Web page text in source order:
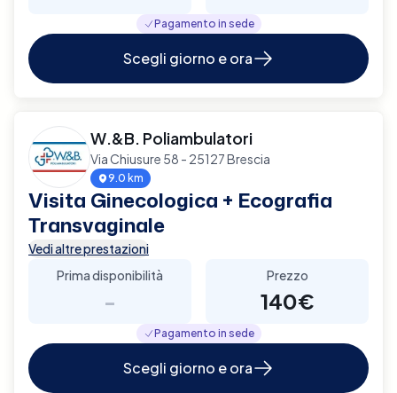
Pagamento in sede
Scegli giorno e ora
W.&B. Poliambulatori
Via Chiusure 58 - 25127 Brescia
9.0 km
Visita Ginecologica + Ecografia
Transvaginale
Vedi altre prestazioni
Prima disponibilità
-
Prezzo
140€
Pagamento in sede
Scegli giorno e ora